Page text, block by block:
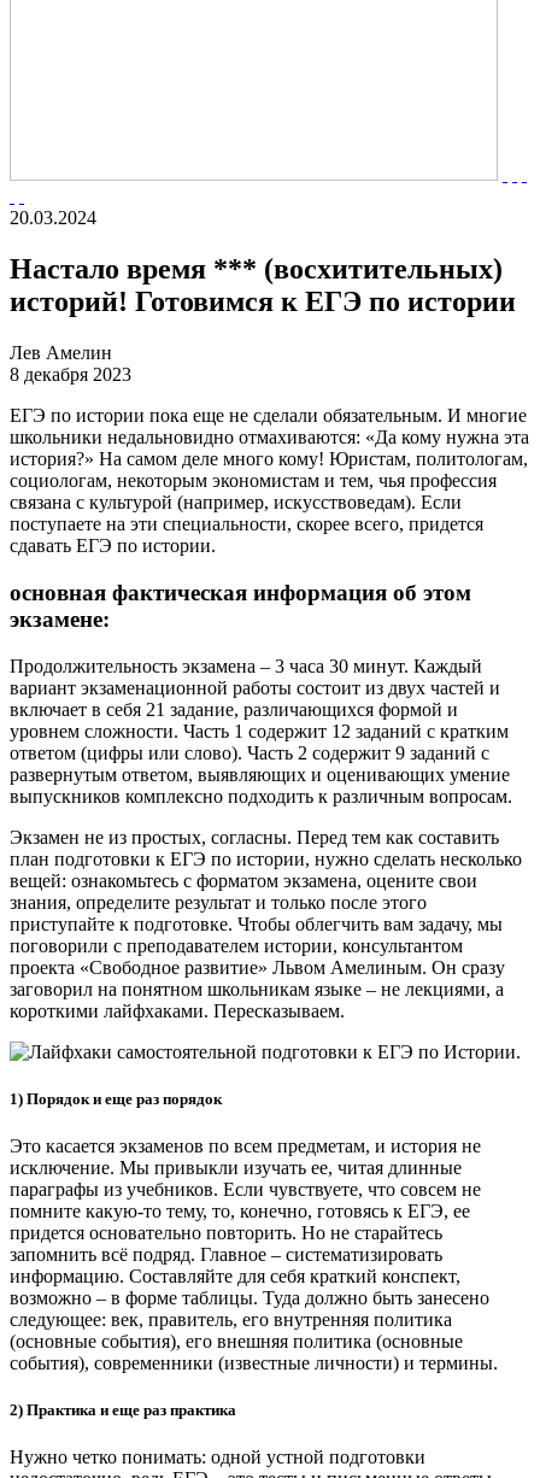
20.03.2024
Настало время *** (восхитительных)
историй! Готовимся к ЕГЭ по истории
Лев Амелин
8 декабря 2023
ЕГЭ по истории пока еще не сделали обязательным. И многие
школьники недальновидно отмахиваются: «Да кому нужна эта
история?» На самом деле много кому! Юристам, политологам,
социологам, некоторым экономистам и тем, чья профессия
связана с культурой (например, искусствоведам). Если
поступаете на эти специальности, скорее всего, придется
сдавать ЕГЭ по истории.
основная фактическая информация об этом
экзамене:
Продолжительность экзамена – 3 часа 30 минут. Каждый
вариант экзаменационной работы состоит из двух частей и
включает в себя 21 задание, различающихся формой и
уровнем сложности. Часть 1 содержит 12 заданий с кратким
ответом (цифры или слово). Часть 2 содержит 9 заданий с
развернутым ответом, выявляющих и оценивающих умение
выпускников комплексно подходить к различным вопросам.
Экзамен не из простых, согласны. Перед тем как составить
план подготовки к ЕГЭ по истории, нужно сделать несколько
вещей: ознакомьтесь с форматом экзамена, оцените свои
знания, определите результат и только после этого
приступайте к подготовке. Чтобы облегчить вам задачу, мы
поговорили с преподавателем истории, консультантом
проекта «Свободное развитие» Львом Амелиным. Он сразу
заговорил на понятном школьникам языке – не лекциями, а
короткими лайфхаками. Пересказываем.
1) Порядок и еще раз порядок
Это касается экзаменов по всем предметам, и история не
исключение. Мы привыкли изучать ее, читая длинные
параграфы из учебников. Если чувствуете, что совсем не
помните какую-то тему, то, конечно, готовясь к ЕГЭ, ее
придется основательно повторить. Но не старайтесь
запомнить всё подряд. Главное – систематизировать
информацию. Составляйте для себя краткий конспект,
возможно – в форме таблицы. Туда должно быть занесено
следующее: век, правитель, его внутренняя политика
(основные события), его внешняя политика (основные
события), современники (известные личности) и термины.
2) Практика и еще раз практика
Нужно четко понимать: одной устной подготовки